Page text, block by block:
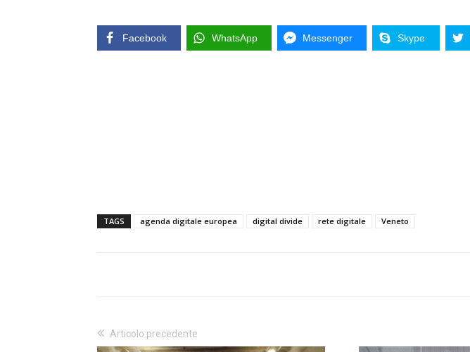
Facebook WhatsApp Messenger Skype
TAGS agenda digitale europea digital divide rete digitale Veneto
Articolo precedente